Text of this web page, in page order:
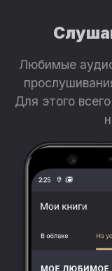
Любимые
Для этого